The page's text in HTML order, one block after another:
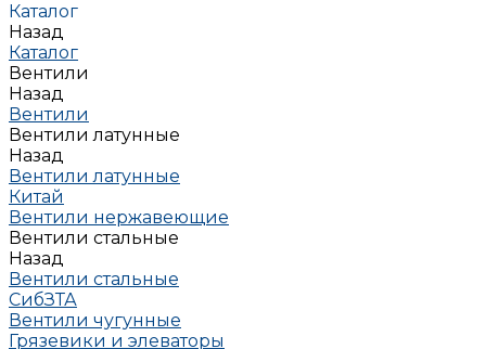
Каталог
Назад
Каталог
Вентили
Назад
Вентили
Вентили латунные
Назад
Вентили латунные
Китай
Вентили нержавеющие
Вентили стальные
Назад
Вентили стальные
СибЗТА
Вентили чугунные
Грязевики и элеваторы